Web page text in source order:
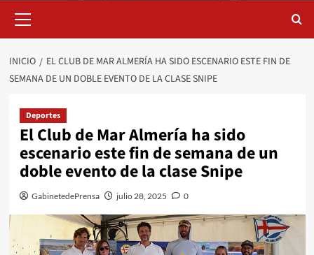
primario
INICIO
EL CLUB DE MAR ALMERÍA HA SIDO ESCENARIO ESTE FIN DE
SEMANA DE UN DOBLE EVENTO DE LA CLASE SNIPE
Deportes
El Club de Mar Almería ha sido
escenario este fin de semana de un
doble evento de la clase Snipe
GabinetedePrensa julio 28, 2025 0